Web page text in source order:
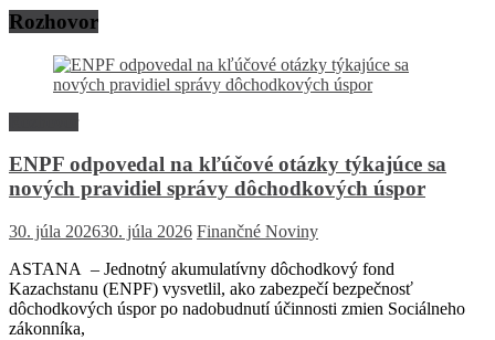
Rozhovor
ENPF odpovedal na kľúčové otázky týkajúce sa
nových pravidiel správy dôchodkových úspor
30. júla 202630. júla 2026 Finančné Noviny
ASTANA – Jednotný akumulatívny dôchodkový fond
Kazachstanu (ENPF) vysvetlil, ako zabezpečí bezpečnosť
dôchodkových úspor po nadobudnutí účinnosti zmien Sociálneho
zákonníka,